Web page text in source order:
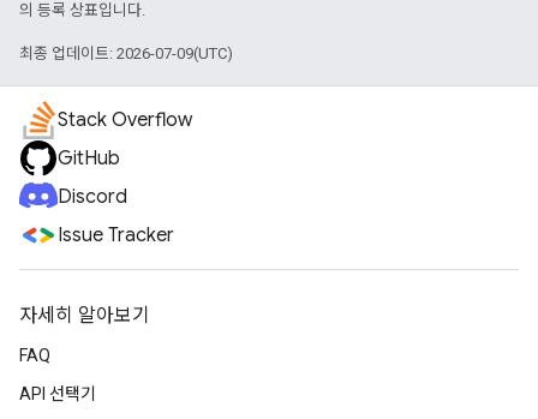
의 등록 상표입니다.
최종 업데이트: 2026-07-09(UTC)
Stack Overflow
GitHub
Discord
Issue Tracker
자세히 알아보기
FAQ
API 선택기